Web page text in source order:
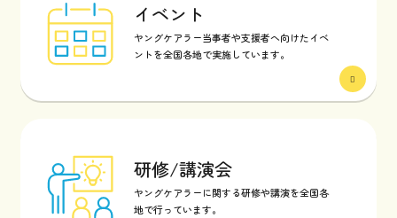
イベント
ヤングケアラー当事者や支援者へ向けたイベ
ントを全国各地で実施しています。
研修/講演会
ヤングケアラーに関する研修や講演を全国各
地で行っています。